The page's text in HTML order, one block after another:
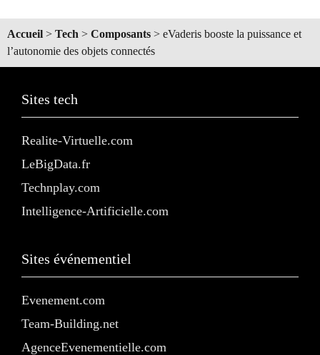
Accueil > Tech > Composants > eVaderis booste la puissance et
l’autonomie des objets connectés
Sites tech
Realite-Virtuelle.com
LeBigData.fr
Technplay.com
Intelligence-Artificielle.com
Sites événementiel
Evenement.com
Team-Building.net
AgenceEvenementielle.com